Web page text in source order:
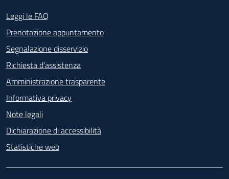
Footer - Contatti
Leggi le FAQ
Prenotazione appuntamento
Segnalazione disservizio
Richiesta d'assistenza
Amministrazione trasparente
Informativa privacy
Note legali
Dichiarazione di accessibilità
Statistiche web